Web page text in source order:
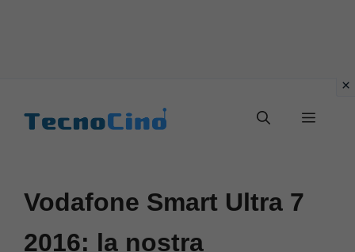
Menu
Vodafone Smart Ultra 7
2016: la nostra